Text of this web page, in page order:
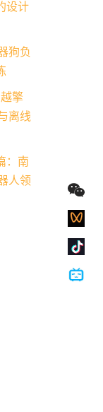
设计
狗负
擎
离线
：南
人领